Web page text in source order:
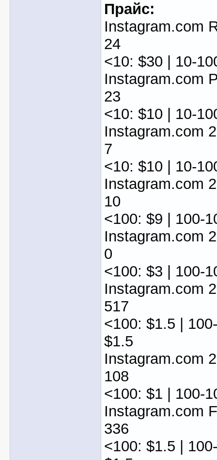
Прайс:
Instagram.com
24
<10: $30 | 10-
Instagram.com
23
<10: $10 | 10-
Instagram.com
7
<10: $10 | 10-
Instagram.com
10
<100: $9 | 100-
Instagram.com
0
<100: $3 | 100-
Instagram.com
517
<100: $1.5 |
$1.5
Instagram.com
108
<100: $1 | 100-
Instagram.com
336
<100: $1.5 |